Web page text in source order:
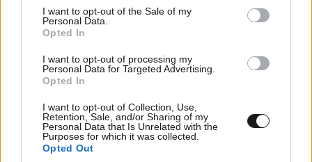
consent section.
I want to opt-out of the Sale of my
Personal Data.
Opted In
I want to opt-out of processing my
Personal Data for Targeted Advertising.
Opted In
I want to opt-out of Collection, Use,
Retention, Sale, and/or Sharing of my
Personal Data that Is Unrelated with the
Purposes for which it was collected.
Opted Out
ότι ο Τέρνους ανέτρεψε αυτή την τάση,
επαναφέροντας την ποιότητα ως το πρωτεύον
κριτήριο σχεδιασμού. Τα MacBook σταμάτησαν να
έχουν το πρόβλημα στο πληκτρολόγιο που
iPhone άρχισαν να χτίζουν εκ νέου φήμη για αντοχή
και αξιοπιστία.